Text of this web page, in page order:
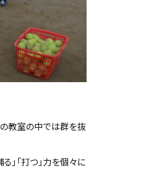
の教室の中では群を抜
」「打つ」力を個々に